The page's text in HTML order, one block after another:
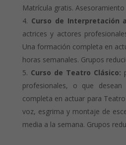
Matrícula gratis. Asesoramiento
Curso de Interpretación
actrices y actores
Una formación completa en
horas semanales. Grupos
Curso de Teatro Clásico:
profesionales, o que
completa en actuar para
voz, esgrima y montaje de
media a la semana. Grupos